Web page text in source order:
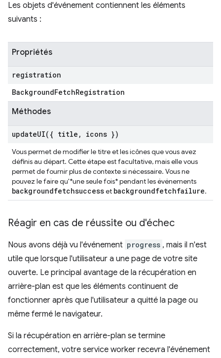
Les objets d'événement contiennent les éléments
suivants :
Propriétés
registration
BackgroundFetchRegistration
Méthodes
updateUI( { title , icons })
Vous permet de modifier le titre et les icônes que vous avez
définis au départ. Cette étape est facultative, mais elle vous
permet de fournir plus de contexte si nécessaire. Vous ne
pouvez le faire qu'*une seule fois* pendant les événements
backgroundfetchsuccesset backgroundfetchfailure.
Réagir en cas de réussite ou d'échec
Nous avons déjà vu l'événement progress , mais il n'est
utile que lorsque l'utilisateur a une page de votre site
ouverte. Le principal avantage de la récupération en
arrière-plan est que les éléments continuent de
fonctionner après que l'utilisateur a quitté la page ou
même fermé le navigateur.
Si la récupération en arrière-plan se termine
correctement, votre service worker recevra l'événement